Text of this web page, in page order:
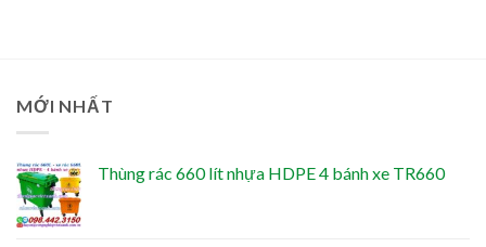
MỚI NHẤT
Thùng rác 660 lít nhựa HDPE 4 bánh xe TR660